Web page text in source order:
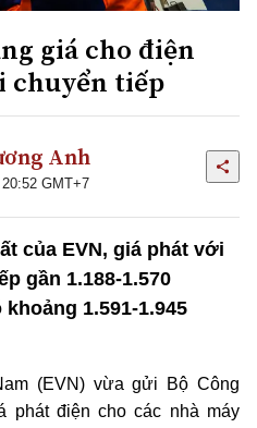
giá cho điện
chuyển tiếp
Anh
GMT+7
của EVN, giá phát với
gần 1.188-1.570
1.591-1.945
(EVN) vừa gửi Bộ Công
phát điện cho các nhà máy